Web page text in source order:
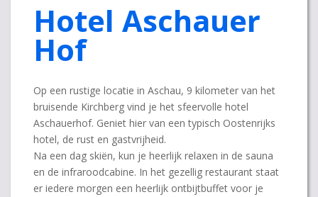
Hotel Aschauer
Hof
Op een rustige locatie in Aschau, 9 kilometer van het
bruisende Kirchberg vind je het sfeervolle hotel
Aschauerhof. Geniet hier van een typisch Oostenrijks
hotel, de rust en gastvrijheid.
Na een dag skiën, kun je heerlijk relaxen in de sauna
en de infraroodcabine. In het gezellig restaurant staat
er iedere morgen een heerlijk ontbijtbuffet voor je